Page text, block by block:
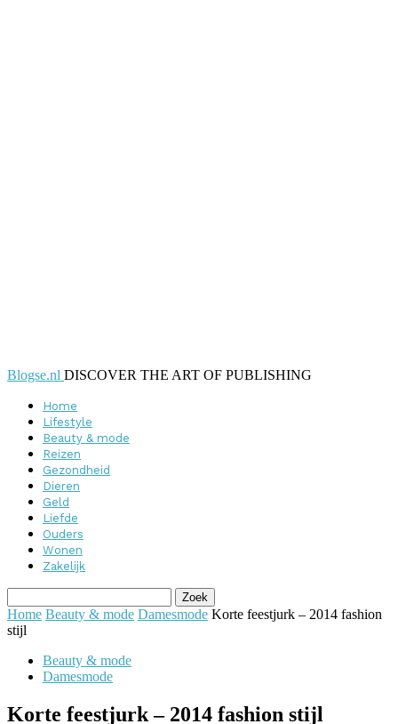
Blogse.nl DISCOVER THE ART OF PUBLISHING
Home
Lifestyle
Beauty & mode
Reizen
Gezondheid
Dieren
Geld
Liefde
Ouders
Wonen
Zakelijk
Home Beauty & mode Damesmode Korte feestjurk – 2014 fashion
stijl
Beauty & mode
Damesmode
Korte feestjurk – 2014 fashion stijl